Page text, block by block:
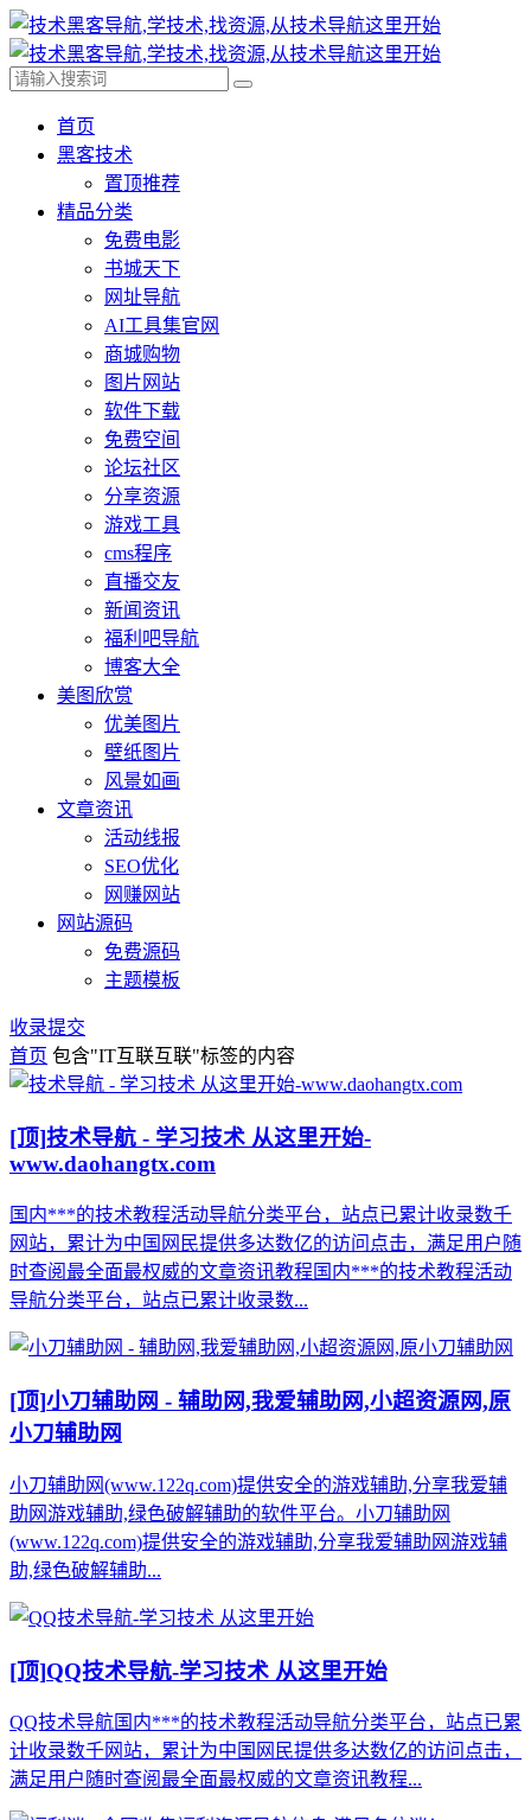
首页
黑客技术
置顶推荐
精品分类
免费电影
书城天下
网址导航
AI工具集官网
商城购物
图片网站
软件下载
免费空间
论坛社区
分享资源
游戏工具
cms程序
直播交友
新闻资讯
福利吧导航
博客大全
美图欣赏
优美图片
壁纸图片
风景如画
文章资讯
活动线报
SEO优化
网赚网站
网站源码
免费源码
主题模板
收录提交
首页 包含"IT互联互联"标签的内容
[顶]技术导航 - 学习技术 从这里开始-
www.daohangtx.com
国内***的技术教程活动导航分类平台，站点已累计收录数千
网站，累计为中国网民提供多达数亿的访问点击，满足用户随
时查阅最全面最权威的文章资讯教程国内***的技术教程活动
导航分类平台，站点已累计收录数...
[顶]小刀辅助网 - 辅助网,我爱辅助网,小超资源网,原
小刀辅助网
小刀辅助网(www.122q.com)提供安全的游戏辅助,分享我爱辅
助网游戏辅助,绿色破解辅助的软件平台。小刀辅助网
(www.122q.com)提供安全的游戏辅助,分享我爱辅助网游戏辅
助,绿色破解辅助...
[顶]QQ技术导航-学习技术 从这里开始
QQ技术导航国内***的技术教程活动导航分类平台，站点已累
计收录数千网站，累计为中国网民提供多达数亿的访问点击，
满足用户随时查阅最全面最权威的文章资讯教程...